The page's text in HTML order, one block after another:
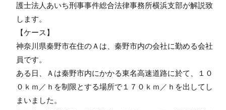
護士法人あいち刑事事件総合法律事務所横浜支部が解説致
します。
【ケース】
神奈川県秦野市在住のＡは、秦野市内の会社に勤める会社
員です。
ある日、Ａは秦野市内にかかる東名高速道路に於て、１０
０ｋｍ／ｈを制限とする場所で１７０ｋｍ／ｈを出してし
まいました。